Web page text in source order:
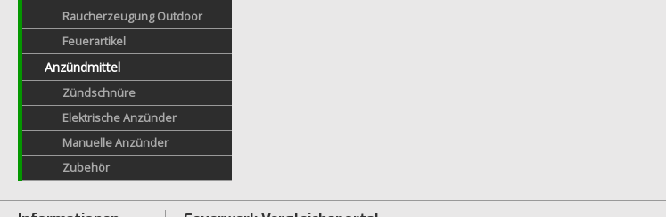
Raucherzeugung Outdoor
Feuerartikel
Anzündmittel
Zündschnüre
Elektrische Anzünder
Manuelle Anzünder
Zubehör